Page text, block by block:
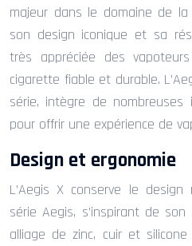
majeur dans le domaine de
son design iconique et sa
très appréciée des
cigarette fiable et durable.
série, intègre de nombreuses
pour offrir une expérience de
Design et ergonomie
L’Aegis X conserve le
série Aegis, s’inspirant de
alliage de zinc, cuir et